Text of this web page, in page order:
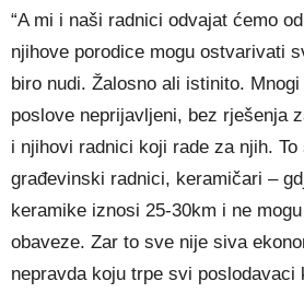
“A mi i naši radnici odvajat ćemo
njihove porodice mogu ostvarivati
biro nudi. Žalosno ali istinito.
poslove neprijavljeni, bez rješenja
i njihovi radnici koji rade za njih.
građevinski radnici, keramičari –
keramike iznosi 25-30km i ne
obaveze. Zar to sve nije siva
nepravda koju trpe svi poslodavaci